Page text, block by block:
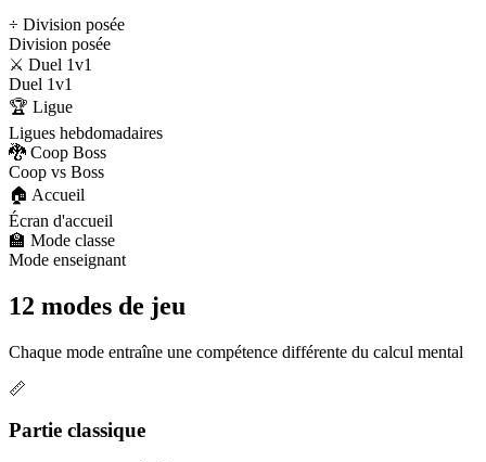
÷ Division posée
Division posée
⚔️ Duel 1v1
Duel 1v1
🏆 Ligue
Ligues hebdomadaires
🐉 Coop Boss
Coop vs Boss
🏠 Accueil
Écran d'accueil
🏫 Mode classe
Mode enseignant
12 modes de jeu
Chaque mode entraîne une compétence différente du calcul mental
📏
Partie classique